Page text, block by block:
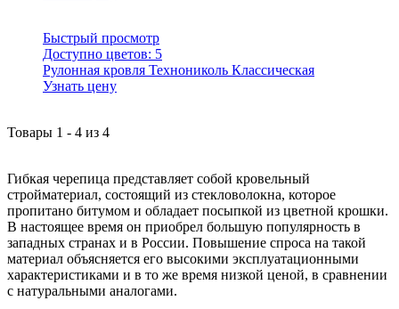
Быстрый просмотр
Доступно цветов: 5
Рулонная кровля Технониколь Классическая
Узнать цену
Товары 1 - 4 из 4
Гибкая черепица представляет собой кровельный
стройматериал, состоящий из стекловолокна, которое
пропитано битумом и обладает посыпкой из цветной крошки.
В настоящее время он приобрел большую популярность в
западных странах и в России. Повышение спроса на такой
материал объясняется его высокими эксплуатационными
характеристиками и в то же время низкой ценой, в сравнении
с натуральными аналогами.